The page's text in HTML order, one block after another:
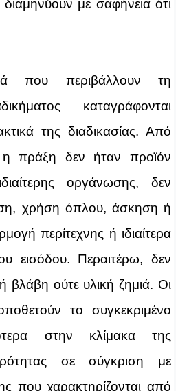
με σαφήνεια ότι
που περιβάλλουν τη
καταγράφονται
της διαδικασίας. Από
η πράξη δεν ήταν προϊόν
οργάνωσης, δεν
χρήση όπλου, άσκηση ή
περίτεχνης ή ιδιαίτερα
εισόδου. Περαιτέρω, δεν
βλάβη ούτε υλική ζημιά. Οι
το συγκεκριμένο
στην κλίμακα της
σε σύγκριση με
που χαρακτηρίζονται από